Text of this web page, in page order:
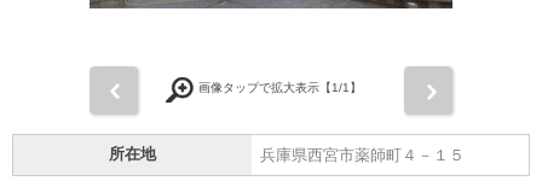
画像タップで拡大表示【1/1】
所在地 兵庫県西宮市薬師町４－１５